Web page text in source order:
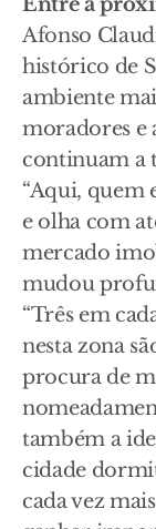
Afonso
histórico de
ambiente
moradores e
continuam a
“Aqui, quem
e olha com
mercado
mudou
“Três em
nesta zona
procura de
também a
cidade
cada vez